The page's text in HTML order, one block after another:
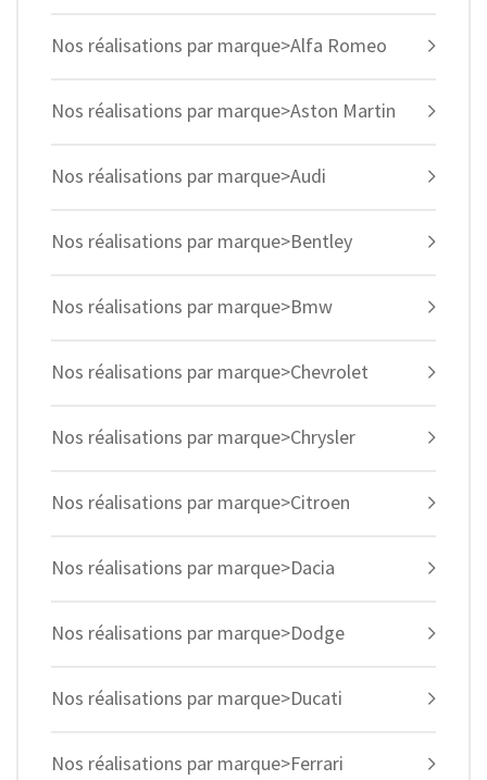
Nos réalisations par marque>Alfa Romeo
Nos réalisations par marque>Aston Martin
Nos réalisations par marque>Audi
Nos réalisations par marque>Bentley
Nos réalisations par marque>Bmw
Nos réalisations par marque>Chevrolet
Nos réalisations par marque>Chrysler
Nos réalisations par marque>Citroen
Nos réalisations par marque>Dacia
Nos réalisations par marque>Dodge
Nos réalisations par marque>Ducati
Nos réalisations par marque>Ferrari